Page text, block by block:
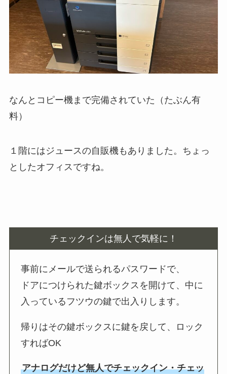
なんとコピー機まで完備されていた（たぶん有
料）
１階にはジュースの自販機もありました。ちょっ
としたオフィスですね。
チェックインは無人で気軽に！
事前にメールで送られるパスワードで、
ドアにつけられた鍵ボックスを開けて、中に
入っているフツウの鍵で出入りします。
帰りはその鍵ボックスに鍵を戻して、ロック
すればOK
アナログだけど無人でチェックイン・チェッ